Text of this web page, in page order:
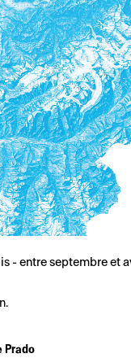
- entre septembre et
Prado